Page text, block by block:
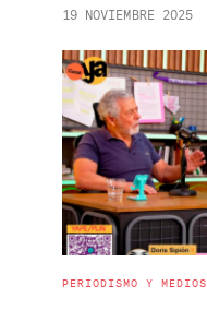
19 NOVIEMBRE 2025
PERIODISMO Y MEDIOS